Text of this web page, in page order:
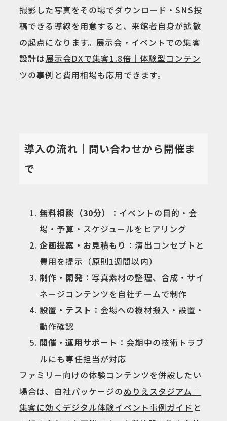
撮影した写真をその場でダウンロード・SNS投
稿できる導線を用意すると、来館者自身が拡散
の起点になります。展示会・イベントでの集客
設計は展示会DXで集客1.8倍｜体験型コンテン
ツの事例と費用相場も応用できます。
導入の流れ｜問い合わせから開催ま
で
無料相談（30分）
：イベントの目的・会
場・予算・スケジュールをヒアリング
企画提案・お見積もり ：演出コンセプトと
費用を提示（原則1週間以内）
制作・開発 ：写真素材の整理、合成・サイ
ネージコンテンツを自社チームで制作
設置・テスト ：会場への機材搬入・設置・
動作確認
開催・運用サポート ：会期中の技術トラブ
ルにも専任担当が対応
ファミリー向けの体験コンテンツを併設したい
場合は、自社パッケージのぬりえスタジアム｜
集客に効くデジタル体験イベント事例ガイド と